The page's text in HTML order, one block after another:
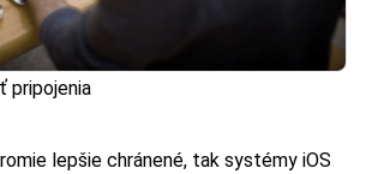
pripojenia
lepšie chránené, tak systémy iOS